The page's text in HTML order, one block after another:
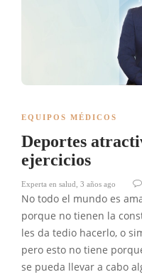
EQUIPOS MÉDICOS
Deportes
ejercicios
Experta en salud 3 años ago
No todo el mundo es
porque no tienen la
les da tedio hacerlo, o
pero esto no tiene
se pueda llevar a cabo